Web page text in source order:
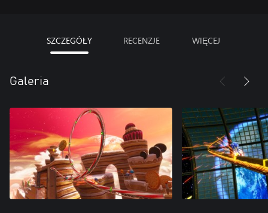
SZCZEGÓŁY RECENZJE WIĘCEJ
Galeria